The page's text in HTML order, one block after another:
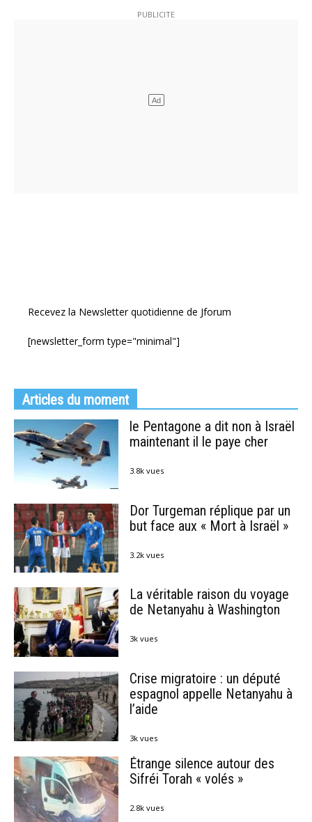
Recevez la Newsletter quotidienne de Jforum
[newsletter_form type="minimal"]
Articles du moment
le Pentagone a dit non à Israël
maintenant il le paye cher
3.8k vues
Dor Turgeman réplique par un
but face aux « Mort à Israël »
3.2k vues
La véritable raison du voyage
de Netanyahu à Washington
3k vues
Crise migratoire : un député
espagnol appelle Netanyahu à
l’aide
3k vues
Étrange silence autour des
Sifréi Torah « volés »
2.8k vues